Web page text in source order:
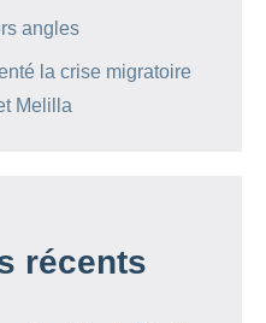
angles
la crise migratoire
Melilla
récents